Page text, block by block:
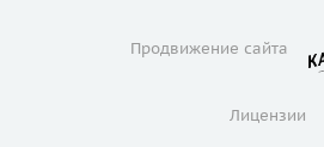
Продвижение сайта
Лицензии